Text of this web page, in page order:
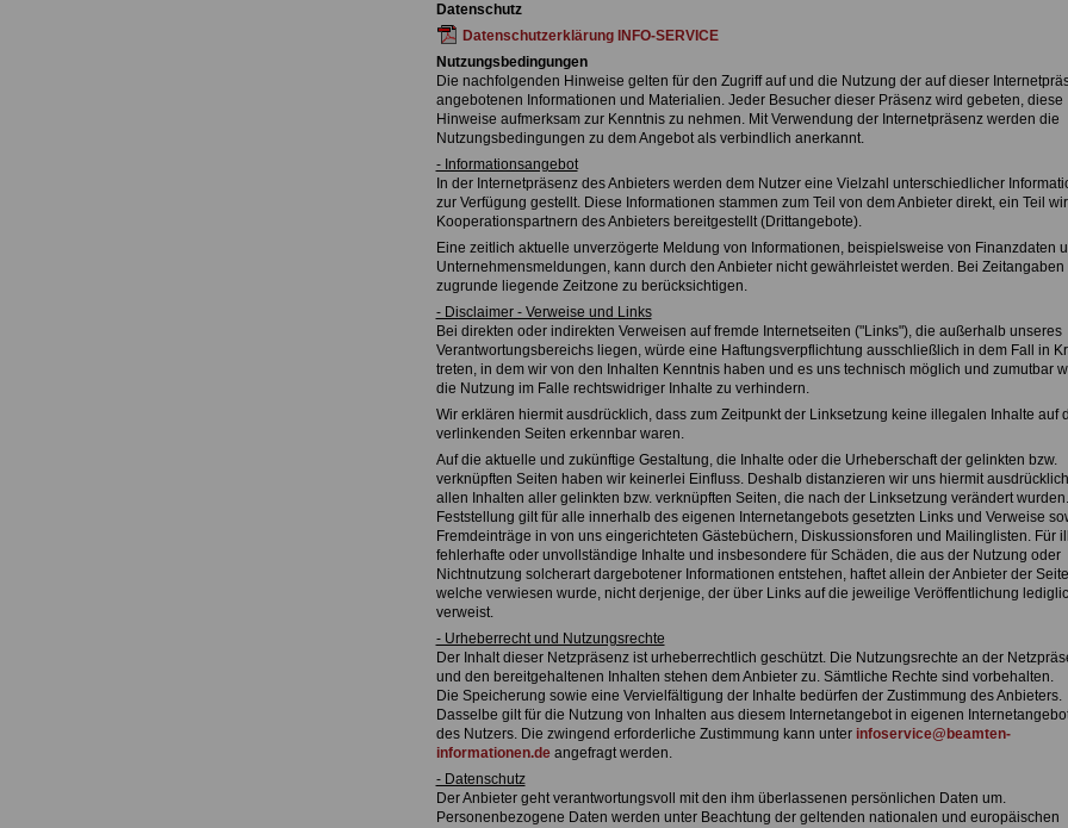
Datenschutz
Datenschutzerklärung INFO-SERVICE
Nutzungsbedingungen
Die nachfolgenden Hinweise gelten für den Zugriff auf und die Nutzung der auf dieser
angebotenen Informationen und Materialien. Jeder Besucher dieser Präsenz wird gebeten, diese
Hinweise aufmerksam zur Kenntnis zu nehmen. Mit Verwendung der Internetpräsenz werden die
Nutzungsbedingungen zu dem Angebot als verbindlich anerkannt.
- Informationsangebot
In der Internetpräsenz des Anbieters werden dem Nutzer eine Vielzahl unterschiedlicher
zur Verfügung gestellt. Diese Informationen stammen zum Teil von dem Anbieter direkt, ein Teil
Kooperationspartnern des Anbieters bereitgestellt (Drittangebote).
Eine zeitlich aktuelle unverzögerte Meldung von Informationen, beispielsweise von Finanzdaten
Unternehmensmeldungen, kann durch den Anbieter nicht gewährleistet werden. Bei Zeitangaben
zugrunde liegende Zeitzone zu berücksichtigen.
- Disclaimer - Verweise und Links
Bei direkten oder indirekten Verweisen auf fremde Internetseiten ("Links"), die außerhalb unseres
Verantwortungsbereichs liegen, würde eine Haftungsverpflichtung ausschließlich in dem Fall in
treten, in dem wir von den Inhalten Kenntnis haben und es uns technisch möglich und zumutbar
die Nutzung im Falle rechtswidriger Inhalte zu verhindern.
Wir erklären hiermit ausdrücklich, dass zum Zeitpunkt der Linksetzung keine illegalen Inhalte auf
verlinkenden Seiten erkennbar waren.
Auf die aktuelle und zukünftige Gestaltung, die Inhalte oder die Urheberschaft der gelinkten bzw.
verknüpften Seiten haben wir keinerlei Einfluss. Deshalb distanzieren wir uns hiermit
allen Inhalten aller gelinkten bzw. verknüpften Seiten, die nach der Linksetzung verändert
Feststellung gilt für alle innerhalb des eigenen Internetangebots gesetzten Links und Verweise
Fremdeinträge in von uns eingerichteten Gästebüchern, Diskussionsforen und Mailinglisten. Für
fehlerhafte oder unvollständige Inhalte und insbesondere für Schäden, die aus der Nutzung oder
Nichtnutzung solcherart dargebotener Informationen entstehen, haftet allein der Anbieter der
welche verwiesen wurde, nicht derjenige, der über Links auf die jeweilige Veröffentlichung
verweist.
- Urheberrecht und Nutzungsrechte
Der Inhalt dieser Netzpräsenz ist urheberrechtlich geschützt. Die Nutzungsrechte an der
und den bereitgehaltenen Inhalten stehen dem Anbieter zu. Sämtliche Rechte sind vorbehalten.
Die Speicherung sowie eine Vervielfältigung der Inhalte bedürfen der Zustimmung des Anbieters.
Dasselbe gilt für die Nutzung von Inhalten aus diesem Internetangebot in eigenen
des Nutzers. Die zwingend erforderliche Zustimmung kann unter infoservice@beamten-
informationen.deangefragt werden.
- Datenschutz
Der Anbieter geht verantwortungsvoll mit den ihm überlassenen persönlichen Daten um.
Personenbezogene Daten werden unter Beachtung der geltenden nationalen und europäischen